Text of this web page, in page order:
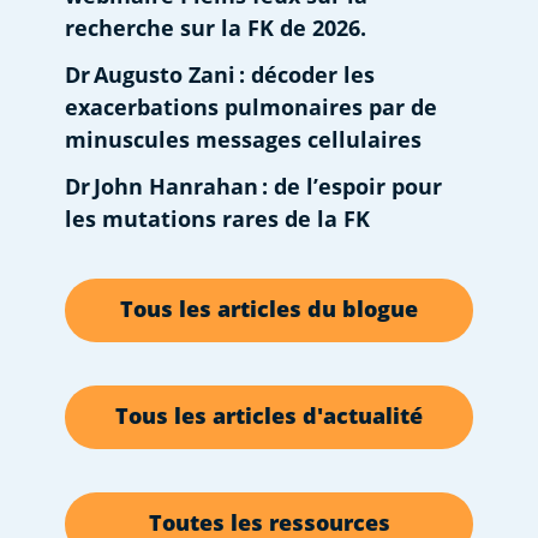
recherche sur la FK de 2026.
Dr Augusto Zani : décoder les
exacerbations pulmonaires par de
minuscules messages cellulaires
Dr John Hanrahan : de l’espoir pour
les mutations rares de la FK
Tous les articles du blogue
Tous les articles d'actualité
Toutes les ressources